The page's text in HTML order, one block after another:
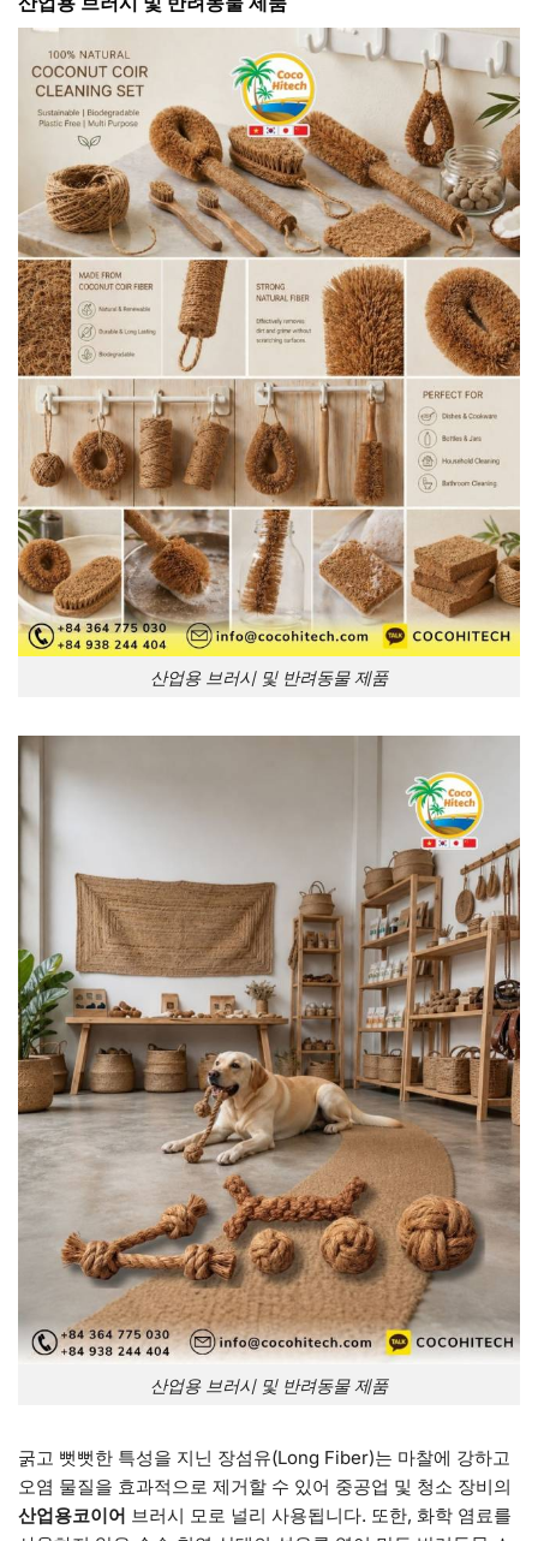
산업용 브러시 및 반려동물 제품
산업용 브러시 및 반려동물 제품
굵고 뻣뻣한 특성을 지닌 장섬유(Long Fiber)는 마찰에 강하고
오염 물질을 효과적으로 제거할 수 있어 중공업 및 청소 장비의
산업용코이어 브러시 모로 널리 사용됩니다. 또한, 화학 염료를